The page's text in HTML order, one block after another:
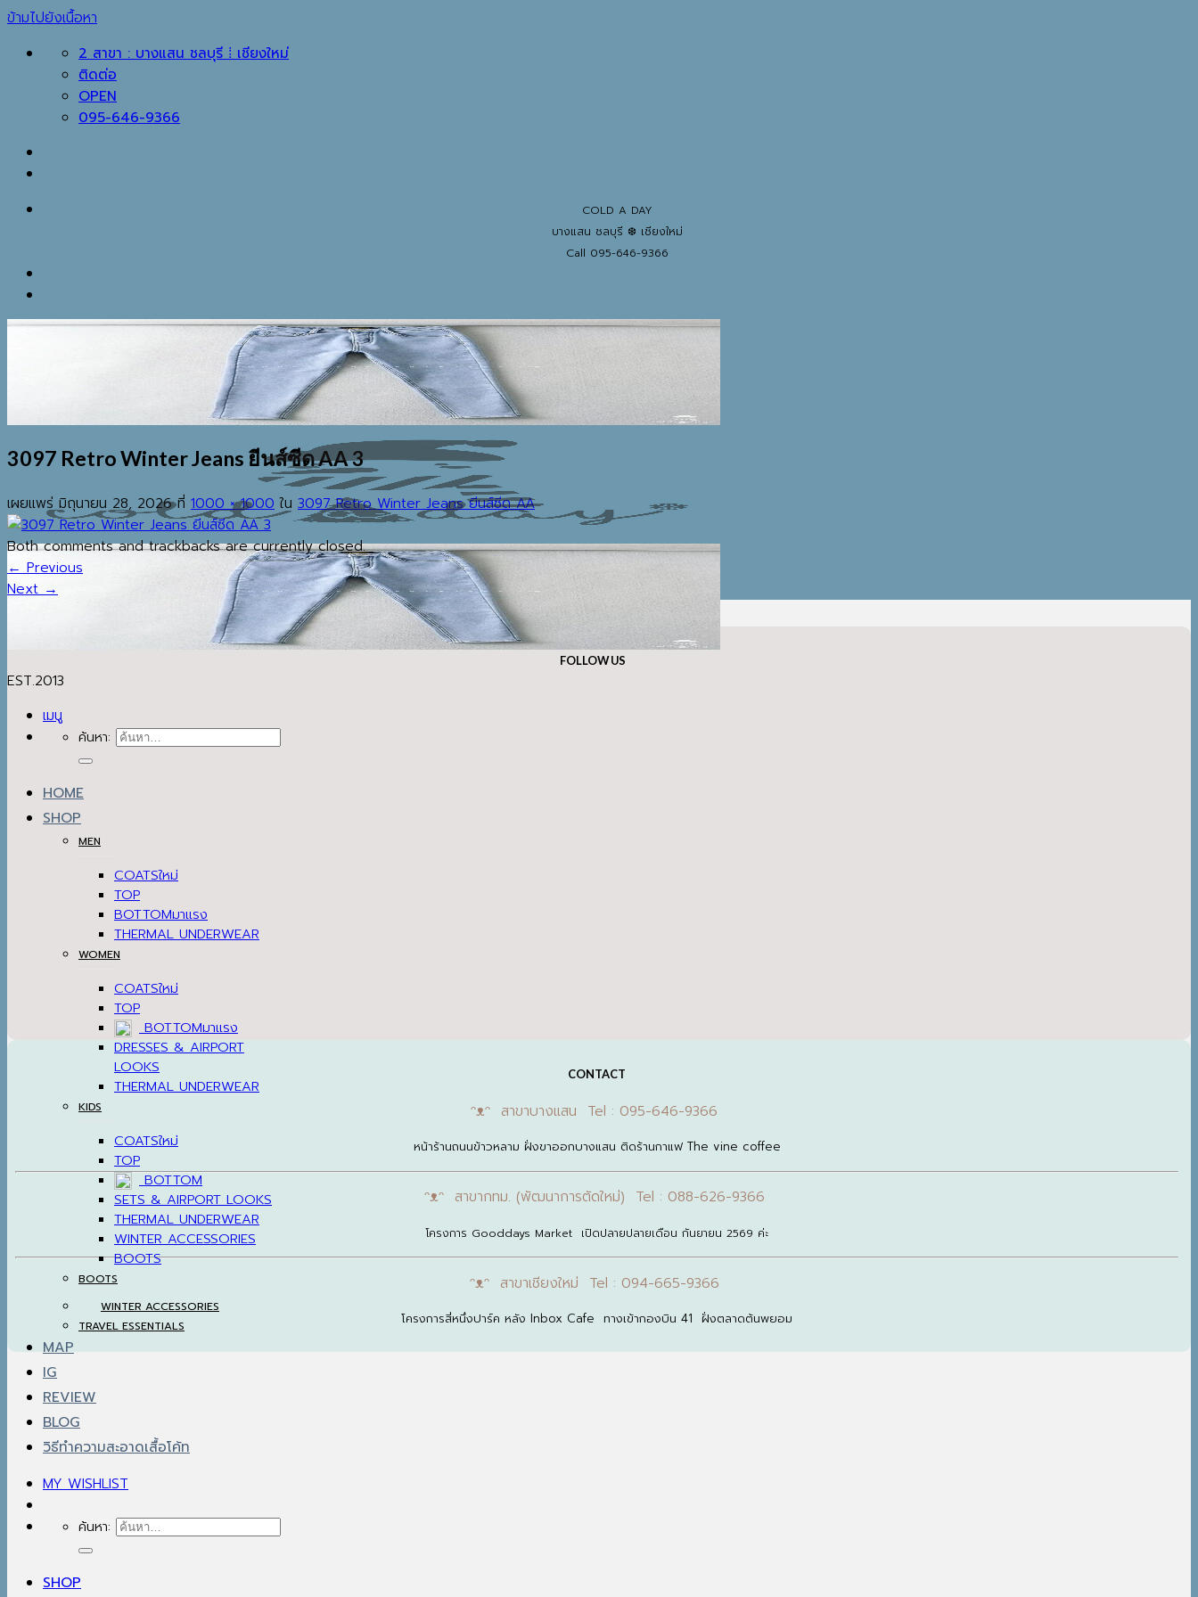
ข้ามไปยังเนื้อหา
2 สาขา : บางแสน ชลบุรี ⁞ เชียงใหม่
ติดต่อ
OPEN
095-646-9366
COLD A DAY
บางแสน ชลบุรี ❆ เชียงใหม่
Call 095-646-9366
EST.2013
เมนู
ค้นหา:
HOME
SHOP
MEN
COATS
TOP
BOTTOM
THERMAL UNDERWEAR
WOMEN
COATS
TOP
BOTTOM
DRESSES & AIRPORT
LOOKS
THERMAL UNDERWEAR
KIDS
COATS
TOP
BOTTOM
SETS & AIRPORT LOOKS
THERMAL UNDERWEAR
WINTER ACCESSORIES
BOOTS
BOOTS
WINTER ACCESSORIES
TRAVEL ESSENTIALS
MAP
IG
REVIEW
BLOG
วิธีทำความสะอาดเสื้อโค้ท
MY WISHLIST
ค้นหา:
SHOP
3097 Retro Winter Jeans ยีนส์ซีด AA 3
เผยแพร่ มิถุนายน 28, 2026ที่ 1000 × 1000 ใน 3097 Retro Winter Jeans ยีนส์ซีด AA
Both comments and trackbacks are currently closed.
← Previous
Next →
FOLLOW US
CONTACT
ᵔᴥᵔ สาขาบางแสน Tel : 095-646-9366
หน้าร้านถนนข้าวหลาม ฝั่งขาออกบางแสน ติดร้านกาแฟ The vine coffee
ᵔᴥᵔ สาขากทม. (พัฒนาการตัดใหม่) Tel : 088-626-9366
โครงการ Gooddays Market เปิดปลายปลายเดือน กันยายน 2569 ค่ะ
ᵔᴥᵔ สาขาเชียงใหม่ Tel : 094-665-9366
โครงการสี่หนึ่งปาร์ค หลัง Inbox Cafe ทางเข้ากองบิน 41 ฝั่งตลาดต้นพยอม